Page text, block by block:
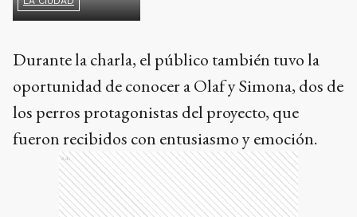
Durante la charla, el público también tuvo la
oportunidad de conocer a Olaf y Simona, dos de
los perros protagonistas del proyecto, que
fueron recibidos con entusiasmo y emoción.
Ads